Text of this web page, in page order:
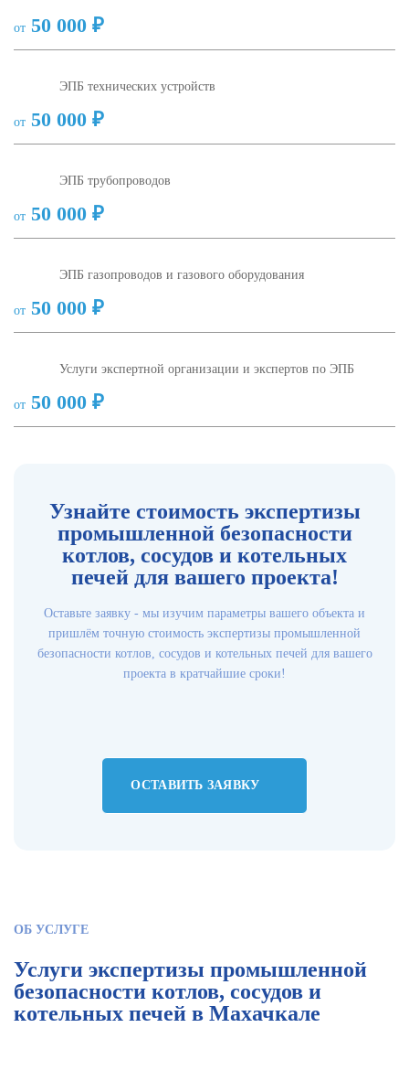
от 50 000 ₽
ЭПБ технических устройств
от 50 000 ₽
ЭПБ трубопроводов
от 50 000 ₽
ЭПБ газопроводов и газового оборудования
от 50 000 ₽
Услуги экспертной организации и экспертов по ЭПБ
от 50 000 ₽
Узнайте стоимость экспертизы
промышленной безопасности
котлов, сосудов и котельных
печей для вашего проекта!
Оставьте заявку - мы изучим параметры вашего объекта и
пришлём точную стоимость экспертизы промышленной
безопасности котлов, сосудов и котельных печей для вашего
проекта в кратчайшие сроки!
ОСТАВИТЬ ЗАЯВКУ
ОБ УСЛУГЕ
Услуги экспертизы промышленной
безопасности котлов, сосудов и
котельных печей в Махачкале